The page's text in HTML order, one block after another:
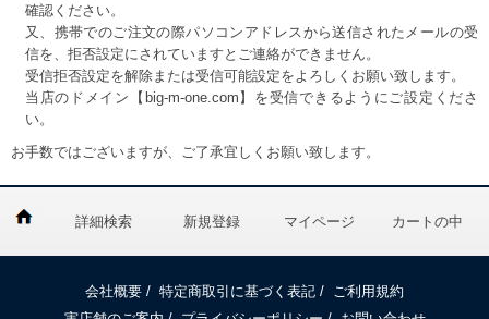
確認ください。
又、携帯でのご注文の際パソコンアドレスから送信されたメールの受
信を、拒否設定にされていますとご連絡ができません。
受信拒否設定を解除または受信可能設定をよろしくお願い致します。
当店のドメイン【big-m-one.com】を受信できるようにご設定くださ
い。
お手数ではございますが、ご了承宜しくお願い致します。
詳細検索 新規登録 マイページ カートの中
会社概要 / 特定商取引に基づく表記 /
ご利用規約